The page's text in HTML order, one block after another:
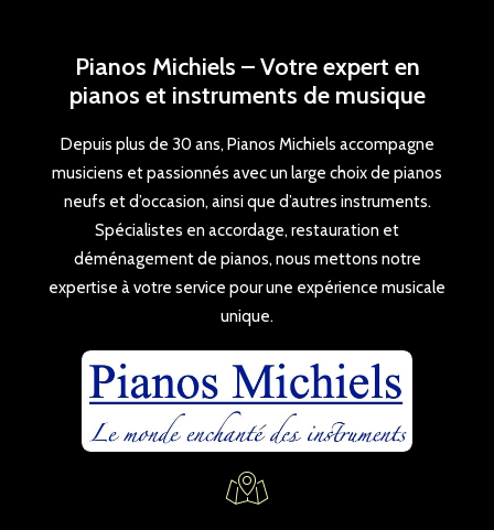
Pianos Michiels – Votre expert en
pianos et instruments de musique
Depuis plus de 30 ans, Pianos Michiels accompagne
musiciens et passionnés avec un large choix de pianos
neufs et d’occasion, ainsi que d’autres instruments.
Spécialistes en accordage, restauration et
déménagement de pianos, nous mettons notre
expertise à votre service pour une expérience musicale
unique.